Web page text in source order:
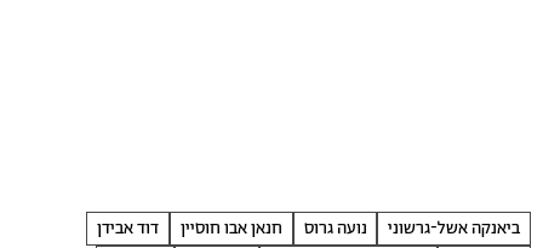
ביאנקה אשל-גרשוני נועה גרוס חנאן אבו חוסיין
דוד אבידן